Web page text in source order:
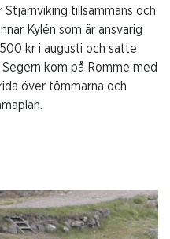
tillsammans och
Kylén som är ansvarig
kr i augusti och satte
kom på Romme med
över tömmarna och